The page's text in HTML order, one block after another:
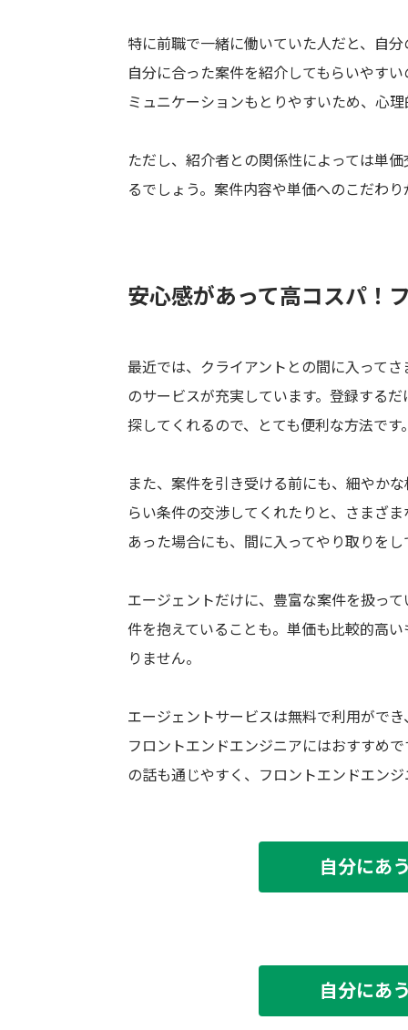
特に前職で一緒に働いていた人だと、自
自分に合った案件を紹介してもらいやす
ミュニケーションもとりやすいため、心
ただし、紹介者との関係性によっては単
るでしょう。案件内容や単価へのこだわ
安心感があって高コスパ！
最近では、クライアントとの間に入って
のサービスが充実しています。登録する
探してくれるので、とても便利な方法です
また、案件を引き受ける前にも、細やか
らい条件の交渉してくれたりと、さまざ
あった場合にも、間に入ってやり取りを
エージェントだけに、豊富な案件を扱っ
件を抱えていることも。単価も比較的高
りません。
エージェントサービスは無料で利用がで
フロントエンドエンジニアにはおすすめ
の話も通じやすく、フロントエンドエン
自分にあ
自分にあ